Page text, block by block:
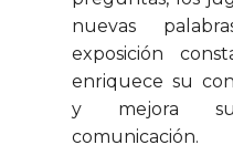
nuevas
exposición
enriquece su
y mejora
comunicación.